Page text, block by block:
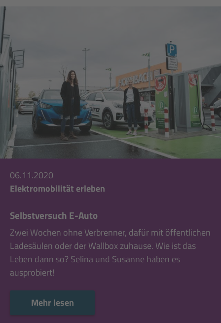
06.11.2020
Elektromobilität erleben
Selbstversuch E-Auto
Zwei Wochen ohne Verbrenner, dafür mit öffentlichen
Ladesäulen oder der Wallbox zuhause. Wie ist das
Leben dann so? Selina und Susanne haben es
ausprobiert!
Mehr lesen